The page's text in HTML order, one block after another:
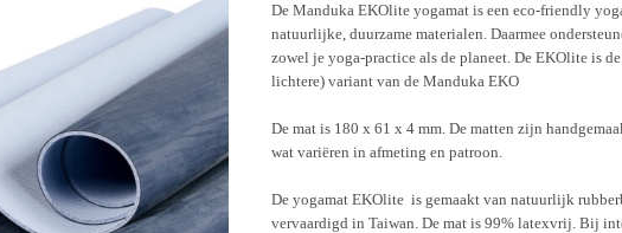
De Manduka EKOlite yogamat is een eco-friendly
natuurlijke, duurzame materialen. Daarmee
zowel je yoga-practice als de planeet. De EKOlite is
lichtere) variant van de Manduka EKO
De mat is 180 x 61 x 4 mm. De matten zijn
wat variëren in afmeting en patroon.
De yogamat EKOlite is gemaakt van natuurlijk
vervaardigd in Taiwan. De mat is 99% latexvrij. Bij